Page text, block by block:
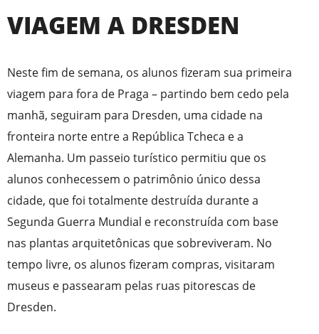
RU
VIAGEM A DRESDEN
Neste fim de semana, os alunos fizeram sua primeira
viagem para fora de Praga – partindo bem cedo pela
manhã, seguiram para Dresden, uma cidade na
fronteira norte entre a República Tcheca e a
Alemanha. Um passeio turístico permitiu que os
alunos conhecessem o patrimônio único dessa
cidade, que foi totalmente destruída durante a
Segunda Guerra Mundial e reconstruída com base
nas plantas arquitetônicas que sobreviveram. No
tempo livre, os alunos fizeram compras, visitaram
museus e passearam pelas ruas pitorescas de
Dresden.